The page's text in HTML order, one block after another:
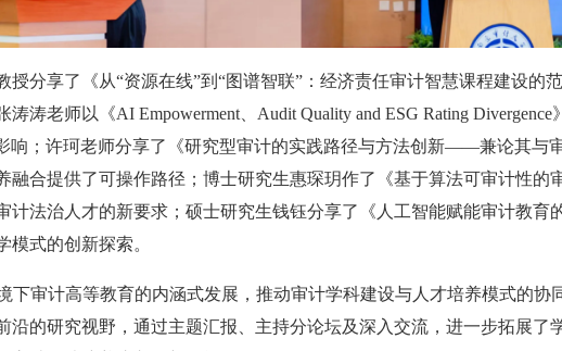
授分享了《从“资源在线”到“图谱智联”：经济责任审计智慧课程建设的
涛老师以《AI Empowerment、Audit Quality and ESG Rating
响；许珂老师分享了《研究型审计的实践路径与方法创新——兼论其与
融合提供了可操作路径；博士研究生惠琛玥作了《基于算法可审计性的
计法治人才的新要求；硕士研究生钱钰分享了《人工智能赋能审计教育
模式的创新探索。
下审计高等教育的内涵式发展，推动审计学科建设与人才培养模式的协
沿的研究视野，通过主题汇报、主持分论坛及深入交流，进一步拓展了